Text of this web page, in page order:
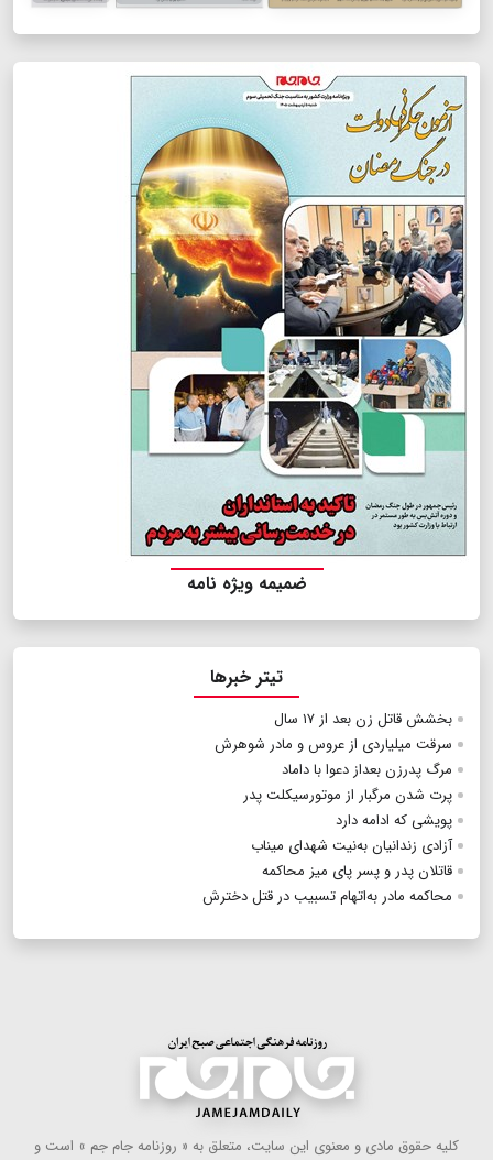
ضمیمه ویژه نامه
تیتر خبرها
بخشش قاتل زن بعد از ۱۷ سال
سرقت میلیاردی از عروس و مادر شوهرش
مرگ پدرزن بعداز دعوا با داماد
پرت شدن مرگبار از موتورسیکلت پدر
پویشی که ادامه دارد
آزادی زندانیان به‌نیت شهدای میناب
قاتلان پدر و پسر پای میز محاکمه
محاکمه مادر به‌اتهام تسبیب در قتل دخترش
كلیه حقوق مادی و معنوی این سایت، متعلق به « روزنامه جام جم » است و